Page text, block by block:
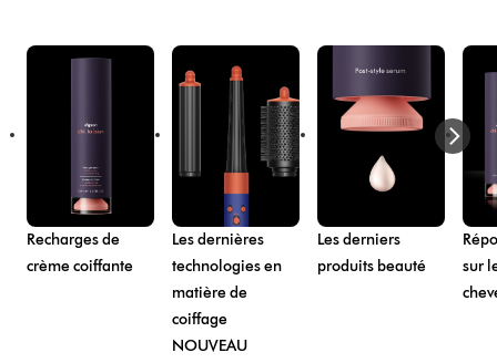
Recharges de
crème coiffante
Les dernières
technologies en
matière de
coiffage
NOUVEAU
Les derniers
produits beauté
sur